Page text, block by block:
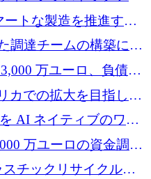
するために 242 万ユ
トな製造を推進する
万ユーロを確保
調達チームの構築に
万ユーロ、負債で
カでの拡大を目指して
AI ネイティブのワー
に 260 万ドルを確保
万ユーロの資金調達
トウェアの開発を倍
チックリサイクルシ